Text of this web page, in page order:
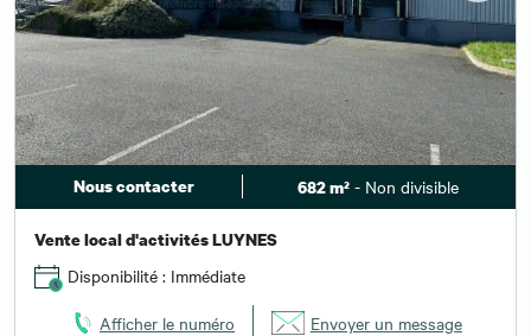
Nous contacter 682 m²- Non divisible
Vente local d'activités LUYNES
Disponibilité : Immédiate
Afficher le numéro Envoyer un message